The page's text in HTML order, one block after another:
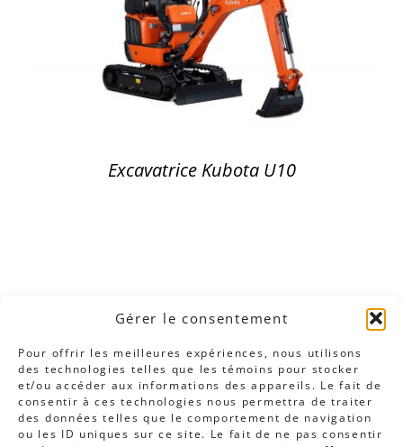
Gérer le consentement
Pour offrir les meilleures expériences, nous utilisons
des technologies telles que les témoins pour stocker
et/ou accéder aux informations des appareils. Le fait de
consentir à ces technologies nous permettra de traiter
des données telles que le comportement de navigation
ou les ID uniques sur ce site. Le fait de ne pas consentir
DÉTAILS
Excavatrice Kubota U10